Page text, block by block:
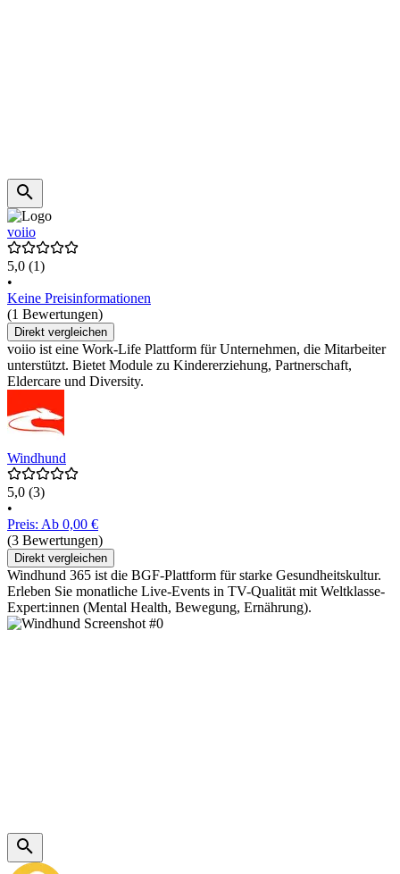
voiio
5,0 (1)
•
Keine Preisinformationen
(1 Bewertungen)
Direkt vergleichen
voiio ist eine Work-Life Plattform für Unternehmen, die Mitarbeiter
unterstützt. Bietet Module zu Kindererziehung, Partnerschaft,
Eldercare und Diversity.
Windhund
5,0 (3)
•
Preis: Ab 0,00 €
(3 Bewertungen)
Direkt vergleichen
Windhund 365 ist die BGF-Plattform für starke Gesundheitskultur.
Erleben Sie monatliche Live-Events in TV-Qualität mit Weltklasse-
Expert:innen (Mental Health, Bewegung, Ernährung).